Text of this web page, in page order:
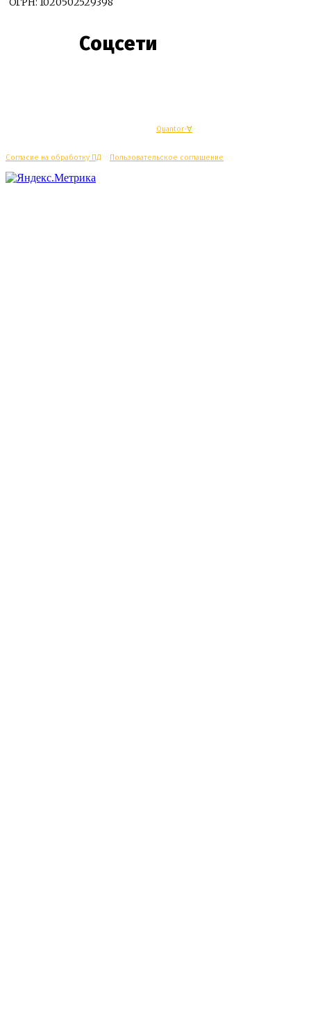
Соцсети
Quantor-∀
Согласие на обработку ПД Пользовательское соглашение